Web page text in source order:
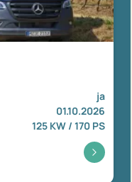
ja
01.10.2026
125 KW / 170 PS